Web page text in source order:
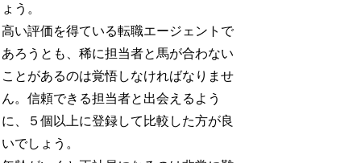
ょう。
高い評価を得ている転職エージェントで
あろうとも、稀に担当者と馬が合わない
ことがあるのは覚悟しなければなりませ
ん。信頼できる担当者と出会えるよう
に、５個以上に登録して比較した方が良
いでしょう。